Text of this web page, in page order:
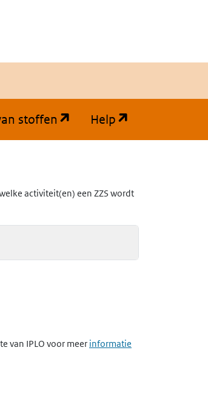
stoffen (opent in een nieuw
Help
activiteit(en) een ZZS wordt
van IPLO voor meer informatie